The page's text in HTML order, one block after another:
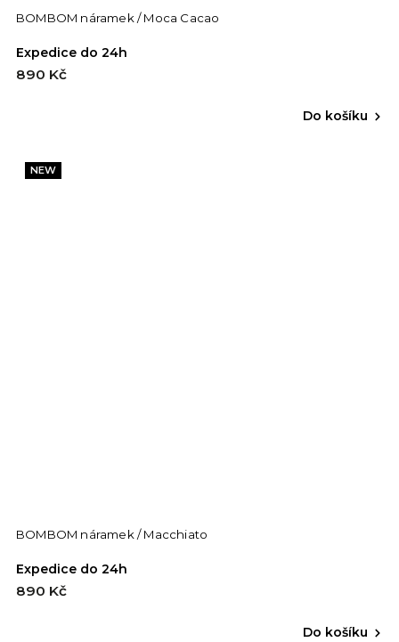
BOMBOM náramek / Moca Cacao
Expedice do 24h
890 Kč
Do košíku
NEW
BOMBOM náramek / Macchiato
Expedice do 24h
890 Kč
Do košíku